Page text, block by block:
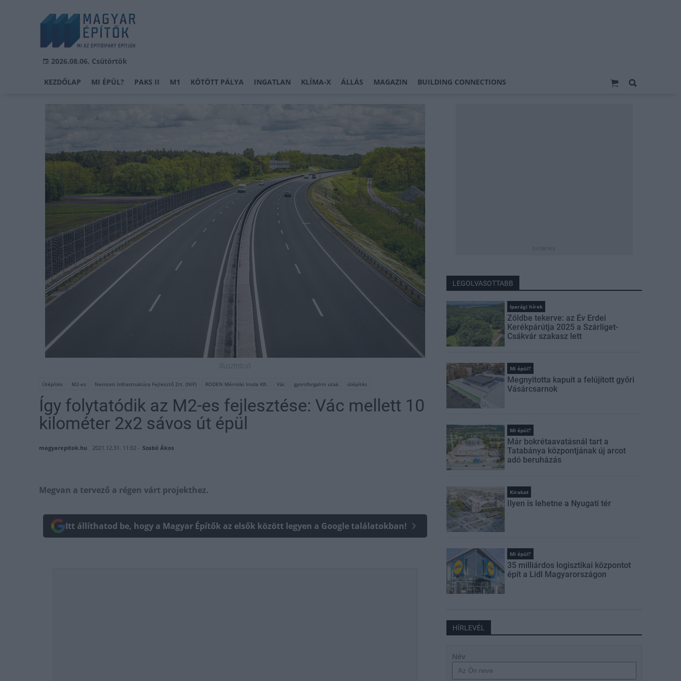
2026.08.06, Csütörtök
KEZDŐLAP MI ÉPÜL? PAKS II M1 KÖTÖTT PÁLYA INGATLAN KLÍMA-X ÁLLÁS MAGAZIN BUILDING CONNECTIONS
Illusztráció
Útépítés M2-es Nemzeti Infrastruktúra Fejlesztő Zrt. (NIF) RODEN Mérnöki Iroda Kft. Vác gyorsforgalmi utak útépítés
Így folytatódik az M2-es fejlesztése: Vác mellett 10
kilométer 2x2 sávos út épül
magyarepitok.hu 2021.12.31. 11:02 - Szabó Ákos
Megvan a tervező a régen várt projekthez.
Itt állíthatod be, hogy a Magyar Építők az elsők között legyen a Google találatokban!
LEGOLVASOTTABB
Iparági hírek
Zöldbe tekerve: az Év Erdei
Kerékpárútja 2025 a Szárliget-
Csákvár szakasz lett
Mi épül?
Megnyitotta kapuit a felújított győri
Vásárcsarnok
Mi épül?
Már bokrétaavatásnál tart a
Tatabánya központjának új arcot
adó beruházás
Kirakat
Ilyen is lehetne a Nyugati tér
Mi épül?
35 milliárdos logisztikai központot
épít a Lidl Magyarországon
HÍRLEVÉL
Név